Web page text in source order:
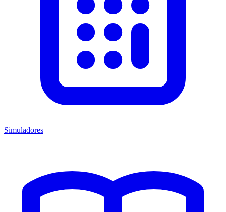
Simuladores